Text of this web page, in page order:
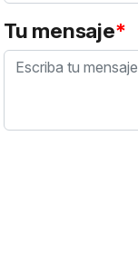
Tu mensaje